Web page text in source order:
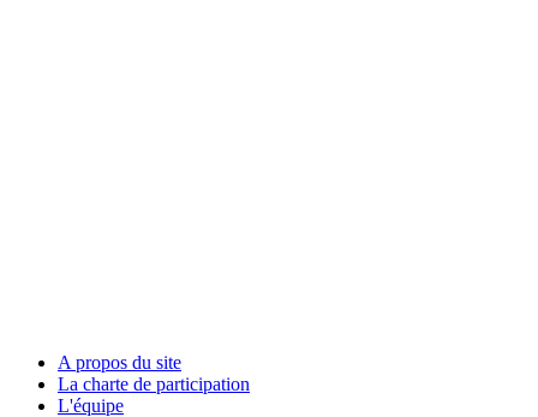
A propos du site
La charte de participation
L'équipe